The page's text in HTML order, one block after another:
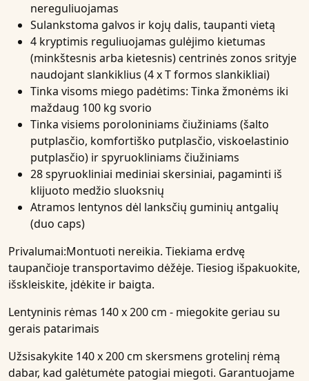
nereguliuojamas
Sulankstoma galvos ir kojų dalis, taupanti vietą
4 kryptimis reguliuojamas gulėjimo kietumas
(minkštesnis arba kietesnis) centrinės zonos srityje
naudojant slankiklius (4 x T formos slankikliai)
Tinka visoms miego padėtims: Tinka žmonėms iki
maždaug 100 kg svorio
Tinka visiems poroloniniams čiužiniams (šalto
putplasčio, komfortiško putplasčio, viskoelastinio
putplasčio) ir spyruokliniams čiužiniams
28 spyruokliniai mediniai skersiniai, pagaminti iš
klijuoto medžio sluoksnių
Atramos lentynos dėl lanksčių guminių antgalių
(duo caps)
Privalumai:Montuoti nereikia. Tiekiama erdvę
taupančioje transportavimo dėžėje. Tiesiog išpakuokite,
išskleiskite, įdėkite ir baigta.
Lentyninis rėmas 140 x 200 cm - miegokite geriau su
gerais patarimais
Užsisakykite 140 x 200 cm skersmens grotelinį rėmą
dabar, kad galėtumėte patogiai miegoti. Garantuojame